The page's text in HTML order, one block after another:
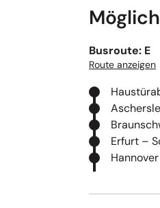
Busroute: E
Route anzeigen
Erfurt –